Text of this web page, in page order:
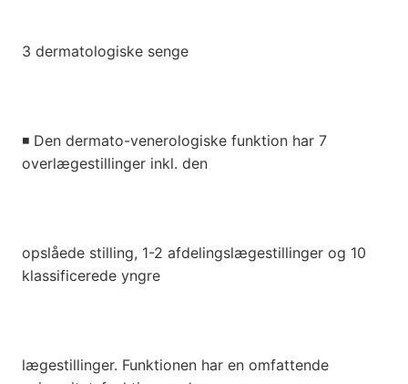
3 dermatologiske senge
◾ Den dermato-venerologiske funktion har 7
overlægestillinger inkl. den
opslåede stilling, 1-2 afdelingslægestillinger og 10
klassificerede yngre
lægestillinger. Funktionen har en omfattende